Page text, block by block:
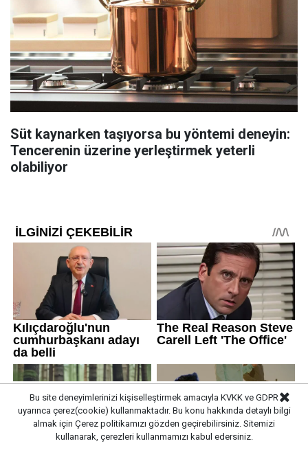
Süt kaynarken taşıyorsa bu yöntemi deneyin:
Tencerenin üzerine yerleştirmek yeterli
olabiliyor
Bu site deneyimlerinizi kişiselleştirmek amacıyla KVKK ve GDPR
uyarınca çerez(cookie) kullanmaktadır. Bu konu hakkında detaylı bilgi
almak için Çerez politikamızı gözden geçirebilirsiniz. Sitemizi
kullanarak, çerezleri kullanmamızı kabul edersiniz.